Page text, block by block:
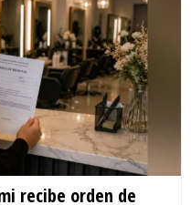
recibe orden de